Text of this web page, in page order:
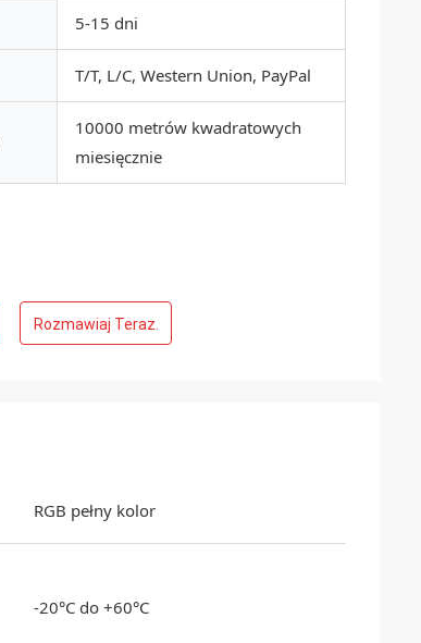
5-15 dni
T/T, L/C, Western Union, PayPal
10000 metrów kwadratowych
miesięcznie
Rozmawiaj Teraz.
RGB pełny kolor
-20°C do +60°C